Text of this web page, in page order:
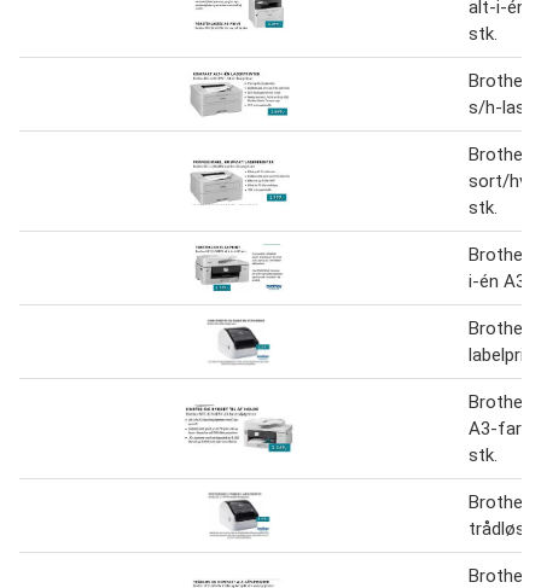
alt-i-én
stk.
Brother
s/h-
Brother
sort/
stk.
Brother
i-én A3
Brother
Brother
A3-
stk.
Brother
trådløs
Brother